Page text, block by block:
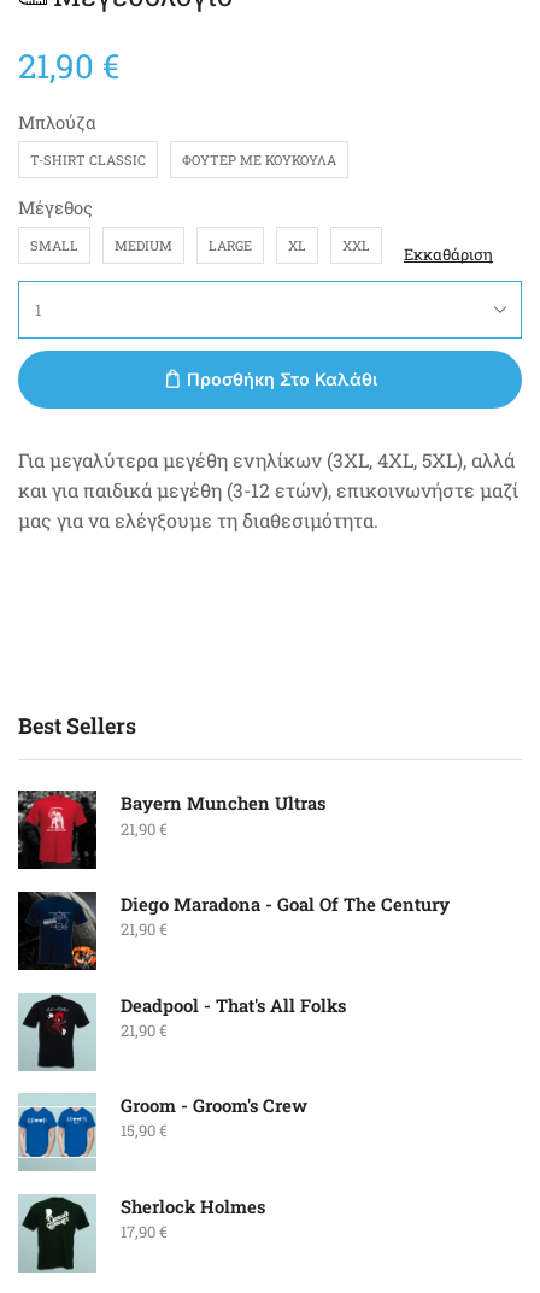
21,90 €
Μπλούζα
T-SHIRT CLASSIC ΦΟΎΤΕΡ ΜΕ ΚΟΥΚΟΎΛΑ
Μέγεθος
SMALL MEDIUM LARGE XL XXL Εκκαθάριση
Προσθήκη Στο Καλάθι
Για μεγαλύτερα μεγέθη ενηλίκων (3XL, 4XL, 5XL), αλλά
και για παιδικά μεγέθη (3-12 ετών), επικοινωνήστε μαζί
μας για να ελέγξουμε τη διαθεσιμότητα.
Best Sellers
Bayern Munchen Ultras
21,90€
Diego Maradona - Goal Of The Century
21,90€
Deadpool - That's All Folks
21,90€
Groom - Groom's Crew
15,90€
Sherlock Holmes
17,90€